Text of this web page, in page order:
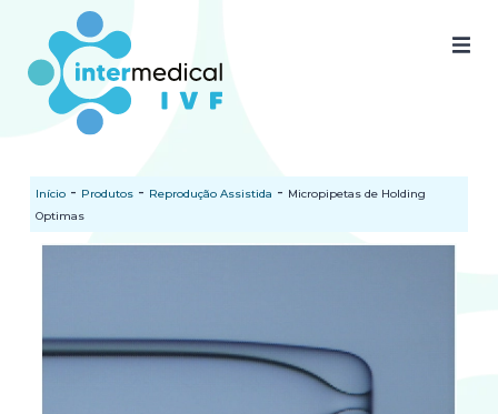
Home
Nossos produtos
Documentos
Início - Produtos - Reprodução Assistida - Micropipetas de Holding
Optimas